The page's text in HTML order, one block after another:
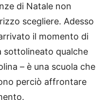
di Natale non
scegliere. Adesso
il momento di
sottolineato qualche
– è una scuola che
perciò affrontare